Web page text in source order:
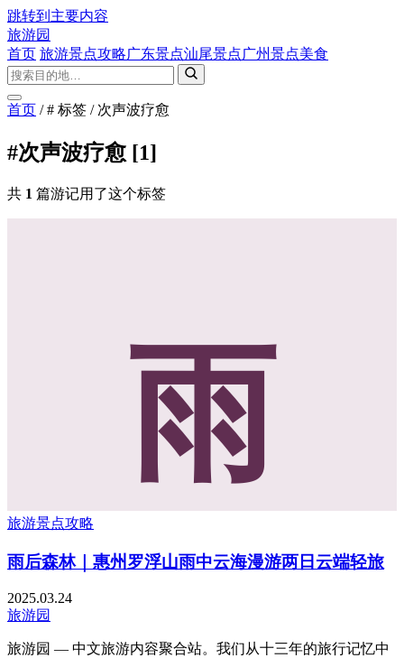
跳转到主要内容
旅游园
首页 旅游景点攻略广东景点汕尾景点广州景点美食
首页 / # 标签 / 次声波疗愈
#次声波疗愈 [1]
共 1 篇游记用了这个标签
雨
旅游景点攻略
雨后森林｜惠州罗浮山雨中云海漫游两日云端轻旅
2025.03.24
旅游园
旅游园 — 中文旅游内容聚合站。我们从十三年的旅行记忆中